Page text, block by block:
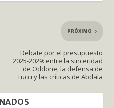
PRÓXIMO
Debate por el presupuesto
2025-2029: entre la sinceridad
de Oddone, la defensa de
Tucci y las críticas de Abdala